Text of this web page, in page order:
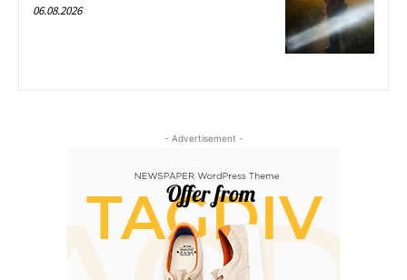
06.08.2026
- Advertisement -